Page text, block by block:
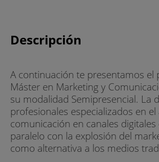
Descripción
A continuación te presentamos el
Máster en Marketing y
su modalidad Semipresencial. La
profesionales especializados en el
comunicación en canales digitales
paralelo con la explosión del
como alternativa a los medios